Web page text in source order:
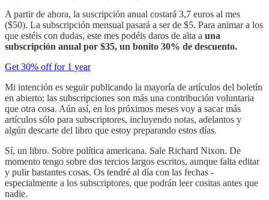
A partir de ahora, la suscripción anual costará 3,7 euros al mes
($50). La subscripción mensual pasará a ser de $5. Para animar a los
que estéis con dudas, este mes podéis daros de alta a una
subscripción anual por $35, un bonito 30% de descuento.
Get 30% off for 1 year
Mi intención es seguir publicando la mayoría de artículos del boletín
en abierto; las subscripciones son más una contribución voluntaria
que otra cosa. Aún así, en los próximos meses voy a sacar más
artículos sólo para subscriptores, incluyendo notas, adelantos y
algún descarte del libro que estoy preparando estos días.
Sí, un libro. Sobre política americana. Sale Richard Nixon. De
momento tengo sobre dos tercios largos escritos, aunque falta editar
y pulir bastantes cosas. Os tendré al día con las fechas -
especialmente a los subscriptores, que podrán leer cositas antes que
nadie.